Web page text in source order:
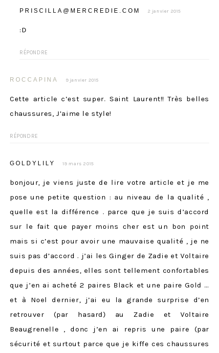
PRISCILLA@MERCREDIE.COM 2 janvier 2015
:D
RÉPONDRE
ROCCAPINA 9 janvier 2015
Cette article c’est super. Saint Laurent!! Très belles
chaussures, J’aime le style!
RÉPONDRE
GOLDYLILY 19 mars 2015
bonjour, je viens juste de lire votre article et je me
pose une petite question : au niveau de la qualité ,
quelle est la différence . parce que je suis d’accord
sur le fait que payer moins cher est un bon point
mais si c’est pour avoir une mauvaise qualité , je ne
suis pas d’accord . j’ai les Ginger de Zadie et Voltaire
depuis des années, elles sont tellement confortables
que j’en ai acheté 2 paires Black et une paire Gold …
et à Noel dernier, j’ai eu la grande surprise d’en
retrouver (par hasard) au Zadie et Voltaire
Beaugrenelle , donc j’en ai repris une paire (par
sécurité et surtout parce que je kiffe ces chaussures